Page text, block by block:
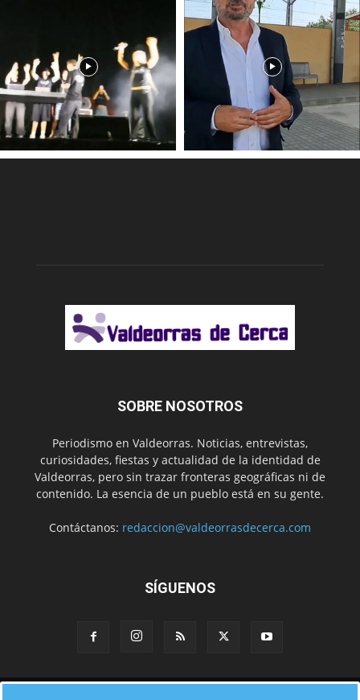
SOBRE NOSOTROS
Periodismo en Valdeorras. Noticias, entrevistas,
curiosidades, fiestas y actualidad de la identidad de
Valdeorras, pero sin trazar fronteras geográficas ni de
contenido. La esencia de un pueblo está en su gente.
Contáctanos: redaccion@valdeorrasdecerca.com
SÍGUENOS